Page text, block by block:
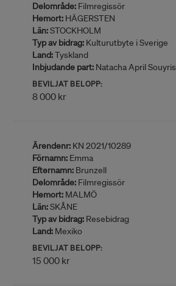
Delområde: Filmregissör
Hemort: HÄGERSTEN
Län:STOCKHOLM
Typ av bidrag: Kulturutbyte i Sverige
Land:Tyskland
Inbjudande part: Natacha April Souyris
BEVILJAT BELOPP:
8 000 kr
Ärendenr: KN 2021/10289
Förnamn: Emma
Efternamn: Brunzell
Delområde: Filmregissör
Hemort: MALMÖ
Län:SKÅNE
Typ av bidrag: Resebidrag
Land: Mexiko
BEVILJAT BELOPP:
15 000 kr